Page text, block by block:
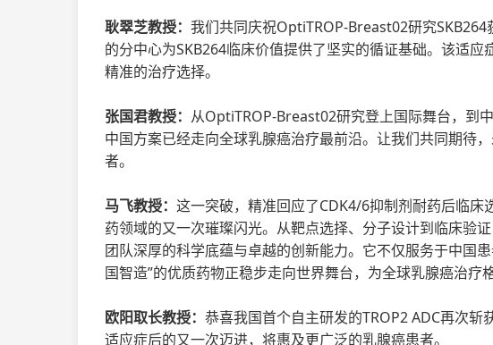
耿翠芝教授： 我们共同庆祝OptiTROP-Breast02研究
的分中心为SKB264临床价值提供了坚实的循证基础。该适
精准的治疗选择。
张国君教授： 从OptiTROP-Breast02研究登上国际舞台，到
中国方案已经走向全球乳腺癌治疗最前沿。让我们共同期待
者。
马飞教授： 这一突破，精准回应了CDK4/6抑制剂耐药后临床
药领域的又一次璀璨闪光。从靶点选择、分子设计到临床验
团队深厚的科学底蕴与卓越的创新能力。它不仅服务于中国
国智造”的优质药物正稳步走向世界舞台，为全球乳腺癌治疗
欧阳取长教授： 恭喜我国首个自主研发的TROP2 ADC再次
适应症后的又一次迈进，将惠及更广泛的乳腺癌患者。